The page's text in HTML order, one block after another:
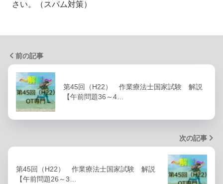
さい。（スパム対策）
前の記事
第45回（H22） 作業療法士国家試験 解説
【午前問題36～4…
次の記事
第45回（H22） 作業療法士国家試験 解説
【午前問題26～3…